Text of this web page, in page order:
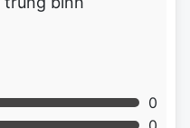
thiết kế dày dặn. Ba bình
đậy và khay hứng có các
0